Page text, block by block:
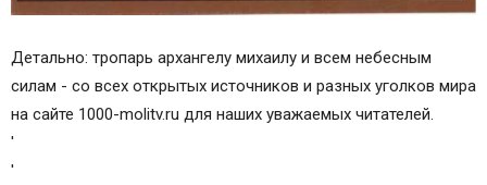
Детально: тропарь архангелу михаилу и всем небесным
силам - со всех открытых источников и разных уголков мира
на сайте 1000-molitv.ru для наших уважаемых читателей.
'
'